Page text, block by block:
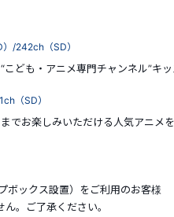
/242ch（SD）
ども・アニメ専門チャンネル”キッ
（SD）
でお楽しみいただける人気アニメ
ボックス設置）をご利用のお客様
。ご了承ください。